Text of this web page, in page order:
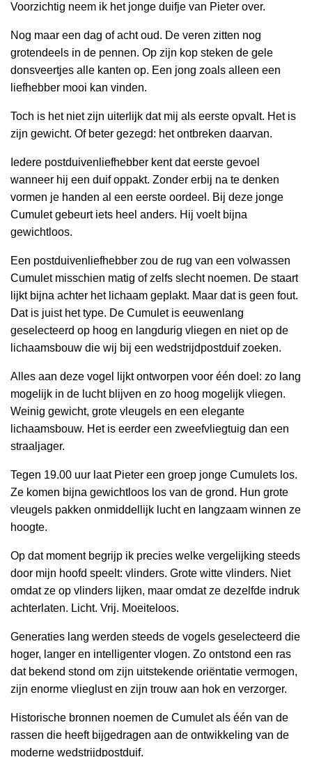
Voorzichtig neem ik het jonge duifje van Pieter over.
Nog maar een dag of acht oud. De veren zitten nog
grotendeels in de pennen. Op zijn kop steken de gele
donsveertjes alle kanten op. Een jong zoals alleen een
liefhebber mooi kan vinden.
Toch is het niet zijn uiterlijk dat mij als eerste opvalt. Het is
zijn gewicht. Of beter gezegd: het ontbreken daarvan.
Iedere postduivenliefhebber kent dat eerste gevoel
wanneer hij een duif oppakt. Zonder erbij na te denken
vormen je handen al een eerste oordeel. Bij deze jonge
Cumulet gebeurt iets heel anders. Hij voelt bijna
gewichtloos.
Een postduivenliefhebber zou de rug van een volwassen
Cumulet misschien matig of zelfs slecht noemen. De staart
lijkt bijna achter het lichaam geplakt. Maar dat is geen fout.
Dat is juist het type. De Cumulet is eeuwenlang
geselecteerd op hoog en langdurig vliegen en niet op de
lichaamsbouw die wij bij een wedstrijdpostduif zoeken.
Alles aan deze vogel lijkt ontworpen voor één doel: zo lang
mogelijk in de lucht blijven en zo hoog mogelijk vliegen.
Weinig gewicht, grote vleugels en een elegante
lichaamsbouw. Het is eerder een zweefvliegtuig dan een
straaljager.
Tegen 19.00 uur laat Pieter een groep jonge Cumulets los.
Ze komen bijna gewichtloos los van de grond. Hun grote
vleugels pakken onmiddellijk lucht en langzaam winnen ze
hoogte.
Op dat moment begrijp ik precies welke vergelijking steeds
door mijn hoofd speelt: vlinders. Grote witte vlinders. Niet
omdat ze op vlinders lijken, maar omdat ze dezelfde indruk
achterlaten. Licht. Vrij. Moeiteloos.
Generaties lang werden steeds de vogels geselecteerd die
hoger, langer en intelligenter vlogen. Zo ontstond een ras
dat bekend stond om zijn uitstekende oriëntatie vermogen,
zijn enorme vlieglust en zijn trouw aan hok en verzorger.
Historische bronnen noemen de Cumulet als één van de
rassen die heeft bijgedragen aan de ontwikkeling van de
moderne wedstrijdpostduif.